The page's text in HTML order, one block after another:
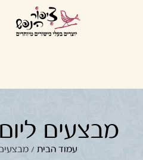
מבצעים
עמוד הבית /